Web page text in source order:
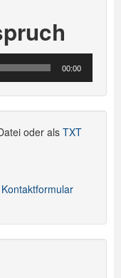
00:00
oder als TXT
Kontaktformular